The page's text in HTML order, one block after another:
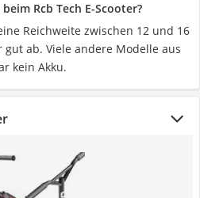
Rcb Tech E-Scooter?
Reichweite zwischen 12 und 16
ab. Viele andere Modelle aus
kein Akku.